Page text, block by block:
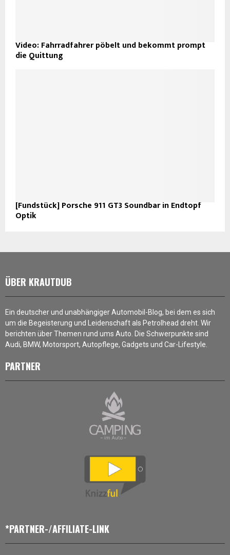
Video: Fahrradfahrer pöbelt und bekommt prompt
die Quittung
[Fundstück] Porsche 911 GT3 Soundbar in Endtopf
Optik
ÜBER KRAUTDUB
Ein deutscher und unabhängiger Automobil-Blog, bei dem es sich
um die Begeisterung und Leidenschaft als Petrolhead dreht. Wir
berichten über Themen rund ums Auto. Die Schwerpunkte sind
Audi, BMW, Motorsport, Autopflege, Gadgets und Car-Lifestyle.
PARTNER
*PARTNER-/AFFILIATE-LINK